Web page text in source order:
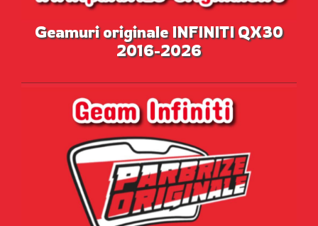
Geamuri originale INFINITI QX30
2016-2026